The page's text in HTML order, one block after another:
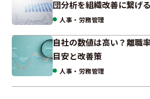
団分析を組織改善に繋げ
人事・労務管理
自社の数値は高い？離職
目安と改善策
人事・労務管理